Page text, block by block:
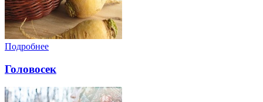
Подробнее
Головосек